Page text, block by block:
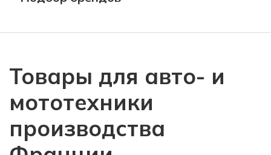
Товары для авто- и
мототехники
производства